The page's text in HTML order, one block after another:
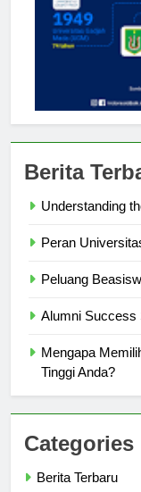
Berita
Understanding
Peran
Peluang
Alumni Success
Mengapa
Tinggi Anda?
Categories
Berita Terbaru